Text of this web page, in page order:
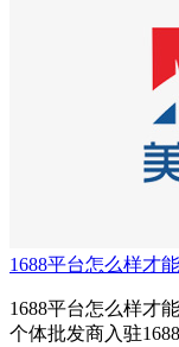
1688平台怎么样才
1688平台怎么样才
个体批发商入驻